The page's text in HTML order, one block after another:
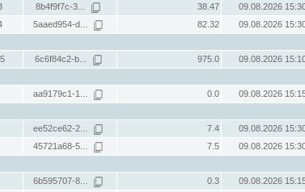
8b4f9f7c-3... 38.47
09.08.2026
5aaed954-d... 82.32
09.08.2026
6c6f84c2-b... 975.0
09.08.2026
aa9179c1-1... 0.0
09.08.2026
ee52ce62-2... 7.4
09.08.2026
45721a68-5... 7.5
09.08.2026
6b595707-8... 0.3
09.08.2026